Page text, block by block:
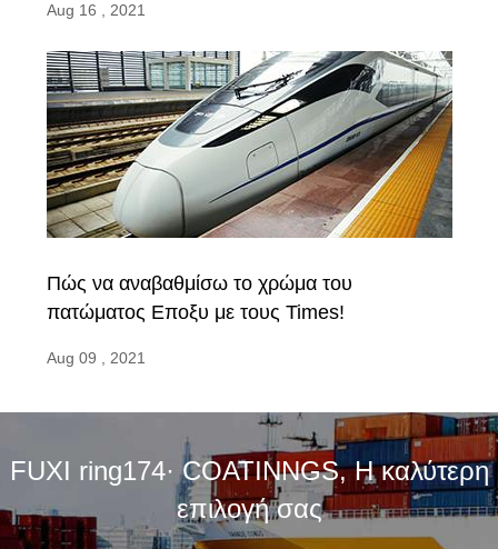
Aug 16 , 2021
Πώς να αναβαθμίσω το χρώμα του
πατώματος Εποξυ με τους Times!
Aug 09 , 2021
FUXI ring174· COATINNGS, Η καλύτερη
επιλογή σας